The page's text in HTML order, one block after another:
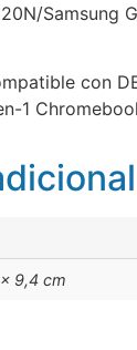
Samsung
con
1
9,4 cm